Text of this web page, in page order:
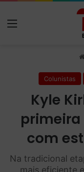
Colunistas
Kyle
primeira
com
Na tradicional
mais eficiente